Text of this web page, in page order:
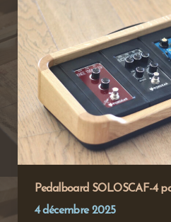
Pedalboard SOLOSCAF-4
4 décembre 2025